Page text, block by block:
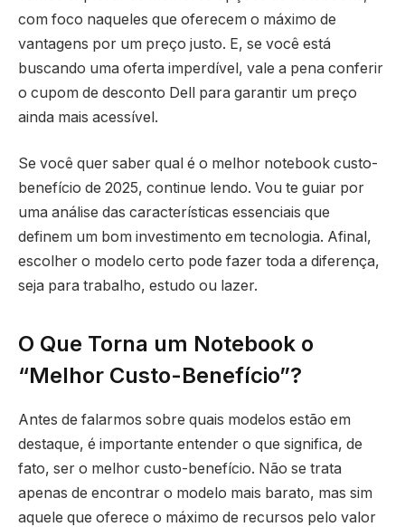
com foco naqueles que oferecem o máximo de
vantagens por um preço justo. E, se você está
buscando uma oferta imperdível, vale a pena conferir
o cupom de desconto Dell para garantir um preço
ainda mais acessível.
Se você quer saber qual é o melhor notebook custo-
benefício de 2025, continue lendo. Vou te guiar por
uma análise das características essenciais que
definem um bom investimento em tecnologia. Afinal,
escolher o modelo certo pode fazer toda a diferença,
seja para trabalho, estudo ou lazer.
O Que Torna um Notebook o
“Melhor Custo-Benefício”?
Antes de falarmos sobre quais modelos estão em
destaque, é importante entender o que significa, de
fato, ser o melhor custo-benefício. Não se trata
apenas de encontrar o modelo mais barato, mas sim
aquele que oferece o máximo de recursos pelo valor